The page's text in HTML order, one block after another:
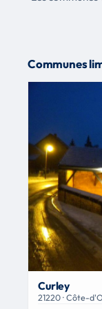
Communes
Curley
21220 · Côte-